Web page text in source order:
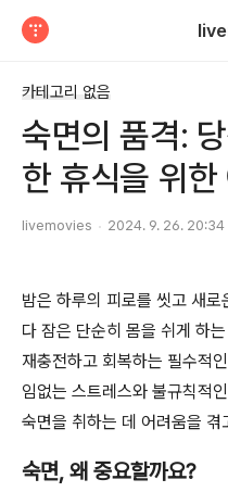
카테고리 없음
숙면의 품격:
한 휴식을 위한
livemovies 2024. 9. 26. 20:34
밤은 하루의 피로를 씻고 새로
다 잠은 단순히 몸을 쉬게 하
재충전하고 회복하는 필수적
임없는 스트레스와 불규칙적
숙면을 취하는 데 어려움을 겪
숙면, 왜 중요할까요?